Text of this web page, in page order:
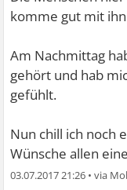
komme gut mit
Am Nachmittag
gehört und hab
gefühlt.
Nun chill ich noch
Wünsche allen
03.07.2017 21:26 •